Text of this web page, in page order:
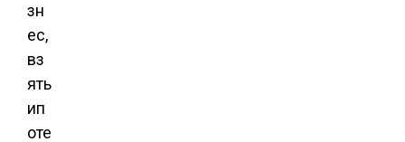
зн
ес,
вз
ять
ип
оте